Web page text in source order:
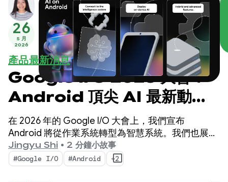
26
5 月
2026
產品最新消息
Google I/O 2026 大會：
Android 頂尖 AI 最新動
態，打造智慧體驗
在 2026 年的 Google I/O 大會上，我們宣布
Android 將從作業系統轉型為智慧系統。我們也展示
了如何使用系統原生建構智慧體驗，以及如何將
Google AI 的強大功能帶入應用程式。
Jingyu Shi • 2 分鐘小故事
#Google I/O #Android +2